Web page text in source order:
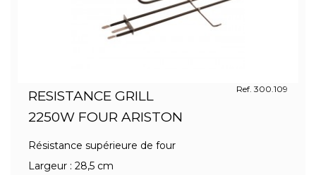
RESISTANCE GRILL
2250W FOUR ARISTON
Ref. 300.109
Résistance supérieure de four
Largeur : 28,5 cm